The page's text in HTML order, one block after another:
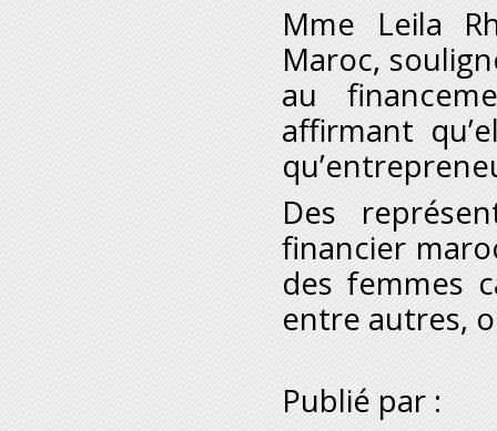
Mme Leila
Maroc,
au
affirmant
Des
financier
des femmes
entre autres,
Publié par :